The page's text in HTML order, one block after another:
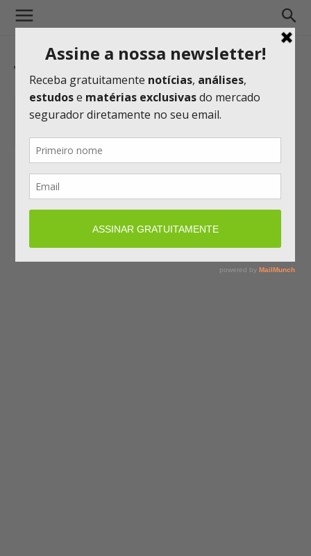
TAG: LOKTON
Valor: Seguro cibernético cresce no
país e reforça exigências
01/07/2026 07:59